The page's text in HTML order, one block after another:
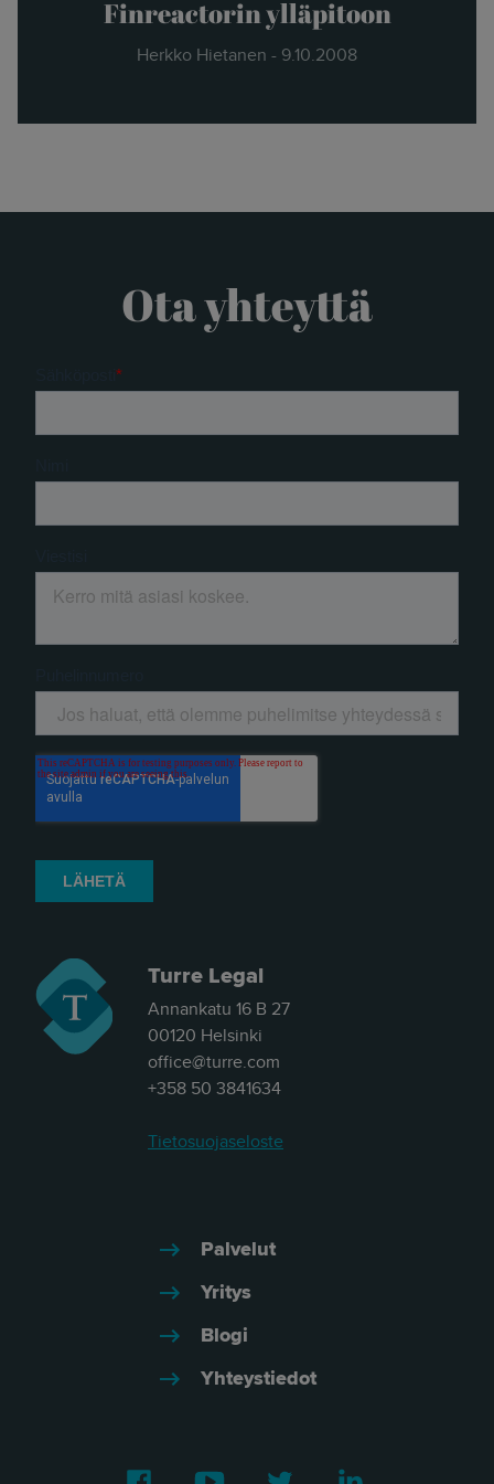
Finreactorin ylläpitoon
Herkko Hietanen - 9.10.2008
Turre Legal
Annankatu 16 B 27
00120 Helsinki
office@turre.com
+358 50 3841634
Tietosuojaseloste
Palvelut
Yritys
Blogi
Yhteystiedot
Facebook Youtube Twitter
Ota yhteyttä